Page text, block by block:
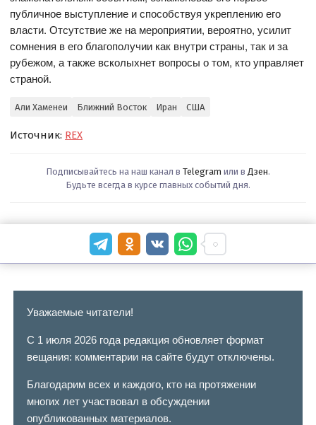
публичное выступление и способствуя укреплению его
власти. Отсутствие же на мероприятии, вероятно, усилит
сомнения в его благополучии как внутри страны, так и за
рубежом, а также всколыхнет вопросы о том, кто управляет
страной.
Али Хаменеи Ближний Восток Иран США
Источник: REX
Подписывайтесь на наш канал в Telegram или в Дзен.
Будьте всегда в курсе главных событий дня.
Уважаемые читатели!
С 1 июля 2026 года редакция обновляет формат
вещания: комментарии на сайте будут отключены.
Благодарим всех и каждого, кто на протяжении
многих лет участвовал в обсуждении
опубликованных материалов.